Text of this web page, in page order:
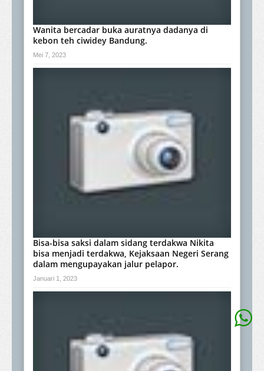
Wanita bercadar buka auratnya dadanya di
kebon teh ciwidey Bandung.
Mei 7, 2023
Bisa-bisa saksi dalam sidang terdakwa Nikita
bisa menjadi terdakwa, Kejaksaan Negeri Serang
dalam mengupayakan jalur pelapor.
Januari 1, 2023